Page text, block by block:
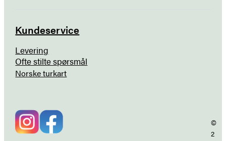
Kundeservice
Levering
Ofte stilte spørsmål
Norske turkart
©
2